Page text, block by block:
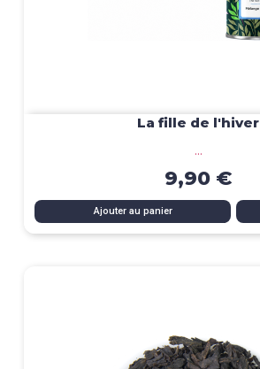
La fille de l'hiver
...
9,90 €
Ajouter au panier